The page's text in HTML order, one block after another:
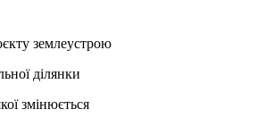
землеустрою
ділянки
змінюється